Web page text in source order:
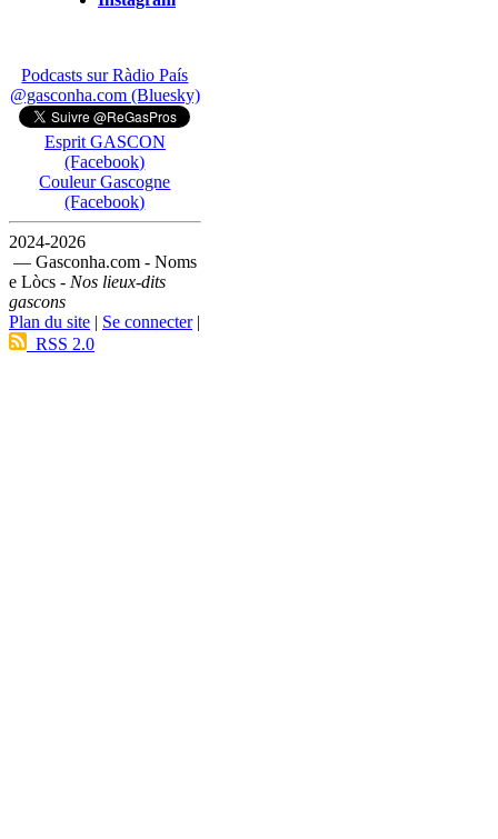
Podcasts sur Ràdio País
@gasconha.com (Bluesky)
Esprit GASCON
(Facebook)
Couleur Gascogne
(Facebook)
2024-2026
— Gasconha.com - Noms
e Lòcs - Nos lieux-dits
gascons
Plan du site | Se connecter|
RSS 2.0